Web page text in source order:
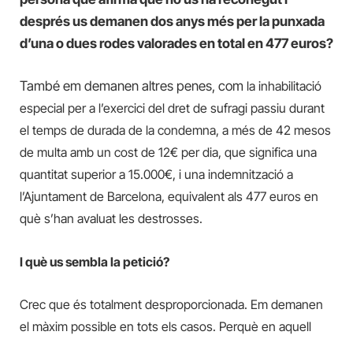
després us demanen dos anys més per la punxada
d’una o dues rodes valorades en total en 477 euros?
També em demanen altres penes, com la inhabilitació
especial per a l’exercici del dret de sufragi passiu durant
el temps de durada de la condemna, a més de 42 mesos
de multa amb un cost de 12€ per dia, que significa una
quantitat superior a 15.000€, i una indemnització a
l’Ajuntament de Barcelona, equivalent als 477 euros en
què s’han avaluat les destrosses.
I què us sembla la petició?
Crec que és totalment desproporcionada. Em demanen
el màxim possible en tots els casos. Perquè en aquell